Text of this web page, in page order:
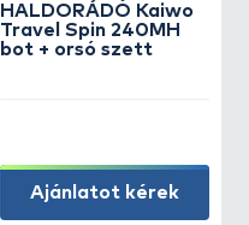
HALDORÁDÓ Kaiwo
Travel Spin 240MH
bot + orsó szett
Ajánlatot kérek